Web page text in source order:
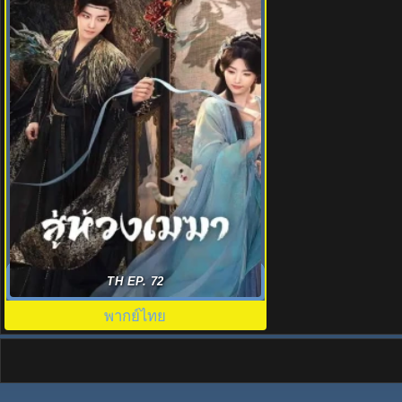
สู่ห้วงเมฆา (2025) Love in The Clouds
พากย์ไทย EP.1-36 (จบ)
TH EP. 72
พากย์ไทย